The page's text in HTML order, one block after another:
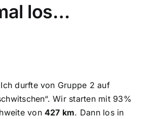
los…
durfte von Gruppe 2 auf
Wir starten mit 93%
von 427 km. Dann los in